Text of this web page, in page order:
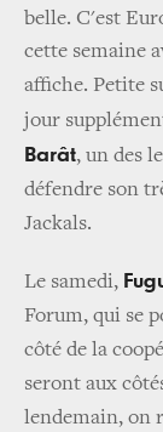
belle. C'est
cette semaine
affiche. Petite
jour
Barât, un des
défendre son
Jackals.
Le samedi,
Forum, qui se
côté de la
seront aux
lendemain, on